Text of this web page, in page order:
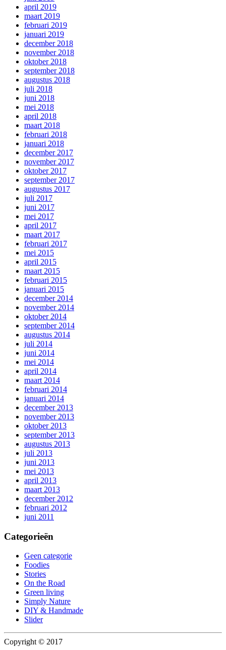
april 2019
maart 2019
februari 2019
januari 2019
december 2018
november 2018
oktober 2018
september 2018
augustus 2018
juli 2018
juni 2018
mei 2018
april 2018
maart 2018
februari 2018
januari 2018
december 2017
november 2017
oktober 2017
september 2017
augustus 2017
juli 2017
juni 2017
mei 2017
april 2017
maart 2017
februari 2017
mei 2015
april 2015
maart 2015
februari 2015
januari 2015
december 2014
november 2014
oktober 2014
september 2014
augustus 2014
juli 2014
juni 2014
mei 2014
april 2014
maart 2014
februari 2014
januari 2014
december 2013
november 2013
oktober 2013
september 2013
augustus 2013
juli 2013
juni 2013
mei 2013
april 2013
maart 2013
december 2012
februari 2012
juni 2011
Categorieën
Geen categorie
Foodies
Stories
On the Road
Green living
Simply Nature
DIY & Handmade
Slider
Copyright © 2017